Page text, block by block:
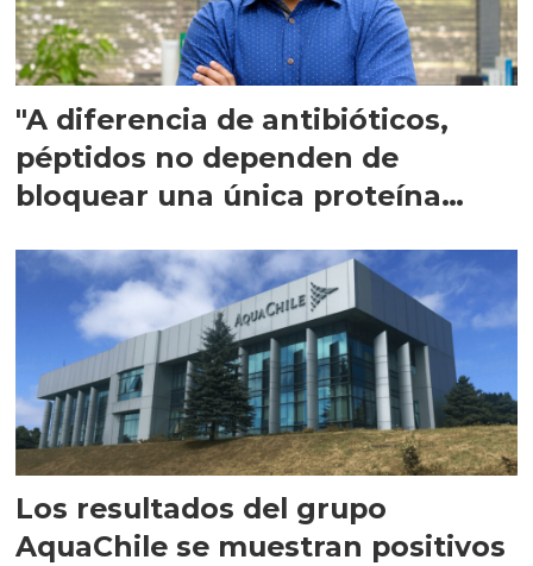
"A diferencia de antibióticos,
péptidos no dependen de
bloquear una única proteína
Los resultados del grupo
AquaChile se muestran positivos